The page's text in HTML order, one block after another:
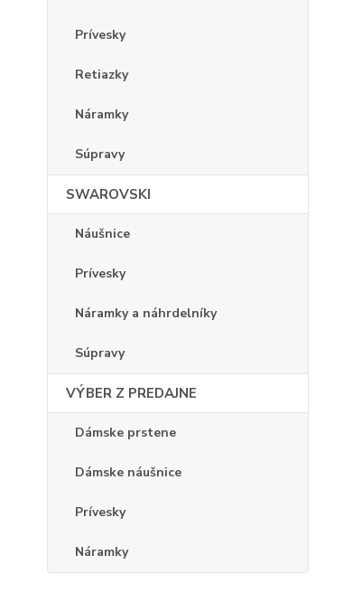
Prívesky
Retiazky
Náramky
Súpravy
SWAROVSKI
Náušnice
Prívesky
Náramky a náhrdelníky
Súpravy
VÝBER Z PREDAJNE
Dámske prstene
Dámske náušnice
Prívesky
Náramky